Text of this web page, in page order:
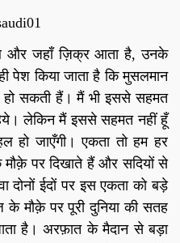
और जहाँ ज़िक्र आता है, उनके
पेश किया जाता है कि मुसलमान
हो सकती हैं। मैं भी इससे सहमत
लेकिन मैं इससे सहमत नहीं हूँ
हो जाएँगी। एकता तो हम हर
पर दिखाते हैं और सदियों से
ईदों पर इस एकता को बड़े
के मौक़े पर पूरी दुनिया की सतह
है। अरफ़ात के मैदान से बड़ा